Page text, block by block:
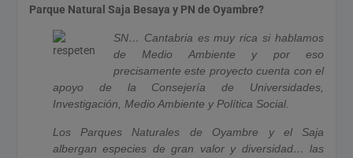
Parque Natural Saja Besaya y PN de Oyambre?
SN… Cantabria es muy rica si hablamos
de Medio Ambiente y por eso
precisamente este proyecto cuenta con el
apoyo de la Consejería de Universidades,
Investigación, Medio Ambiente y Política Social.
Los Parques Naturales de Oyambre y el Saja
albergan especies de gran valor y diversidad… las